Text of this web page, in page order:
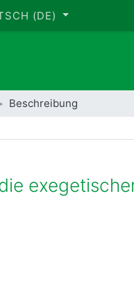
‎(DE)‎
Beschreibung